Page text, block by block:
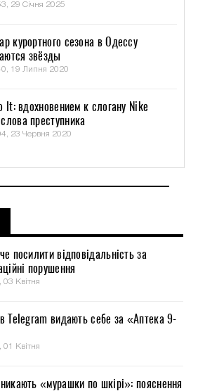
29 Січня 2025
курортного сезона в Одессу
звёзды
19 Липня 2020
It: вдохновением к слогану Nike
преступника
23 Червня 2020
посилити відповідальність за
порушення
03 Квітня
Telegram видають себе за «Аптека 9-
01 Квітня
«мурашки по шкірі»: пояснення